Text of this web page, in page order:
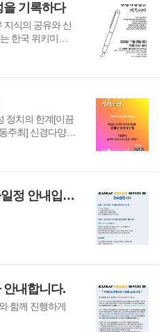
표해보자. 설 곳
요구해보자. 신
양인을 위한 가
이룸센터 교육
을 기록하다
지식의 공유와 신
한국 위키미디
사용자들과 함
동으로 신경다
비되어 있으니
. 일시: 2025년 1
한국 위키미디어
모임)신청: 행
정치의 한계[이끔
주최] 신경다양성
동언어 다시쓰기
년 10월 22일
viewfo
2025 자폐인 긍지의 날 행사일정 안내입니다.
안내합니다.
함께 진행하게